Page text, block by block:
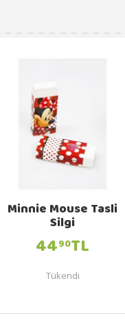
Minnie Mouse Tasli
Silgi
4490TL
Tükendi